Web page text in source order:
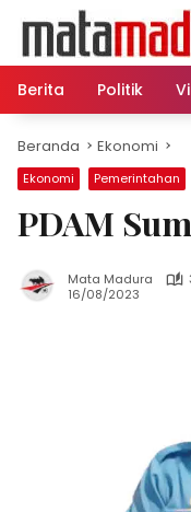
konten
Berita
Politik
Beranda Ekonomi
Ekonomi Pemerintahan
PDAM
Mata Madura
16/08/2023